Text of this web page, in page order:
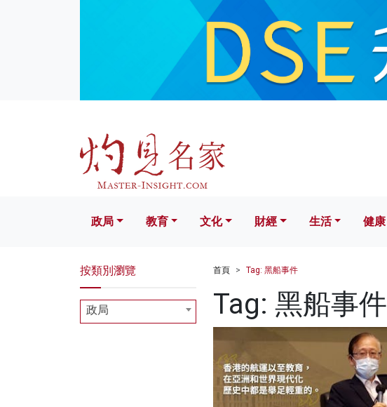
文化 財經 生活 健康
政局 教育 文化 財經 生活 健康
首頁 Tag: 黑船事件
Tag: 黑船事件
按類別瀏覽
政局